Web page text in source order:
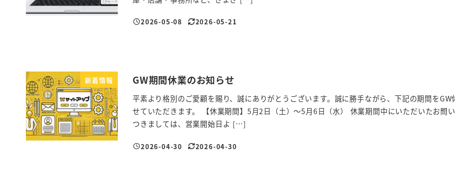
投稿日
2026-05-08
更新日
2026-05-21
新着情報 GW期間休業のお知らせ
平素より格別のご愛顧を賜り、誠にありがとうございます。誠に勝手ながら、下記の期間をGW
せていただきます。 【休業期間】5月2日（土）～5月6日（水） 休業期間中にいただいたお問
つきましては、営業開始日よ […]
投稿日
2026-04-30
更新日
2026-04-30